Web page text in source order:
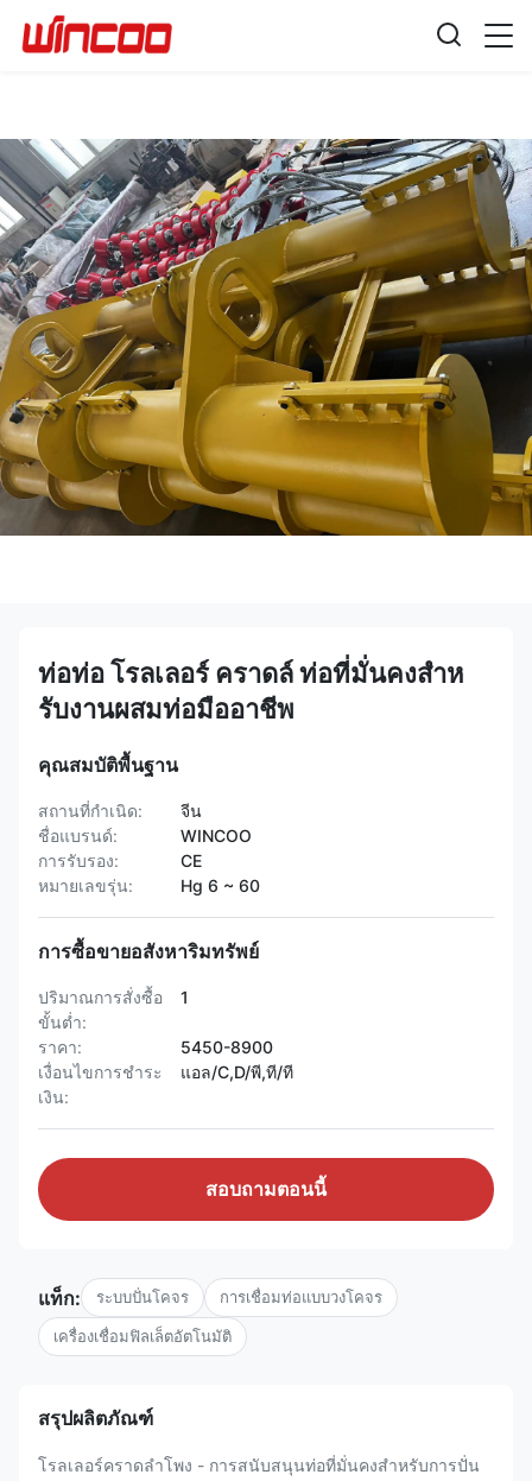
ท่อท่อ โรลเลอร์ คราดล์ ท่อที่มั่นคงสําห
รับงานผสมท่อมืออาชีพ
คุณสมบัติพื้นฐาน
สถานที่กำเนิด:
จีน
ชื่อแบรนด์:
WINCOO
การรับรอง:
CE
หมายเลขรุ่น:
Hg 6 ~ 60
การซื้อขายอสังหาริมทรัพย์
ปริมาณการสั่งซื้อ
ขั้นต่ำ:
1
ราคา:
5450-8900
เงื่อนไขการชำระ
เงิน:
แอล/C,D/พี,ที/ที
สอบถามตอนนี้
แท็ก: ระบบปั่นโคจร การเชื่อมท่อแบบวงโคจร
เครื่องเชื่อมฟิลเล็ตอัตโนมัติ
สรุปผลิตภัณฑ์
โรลเลอร์คราดลําโพง - การสนับสนุนท่อที่มั่นคงสําหรับการปั่น